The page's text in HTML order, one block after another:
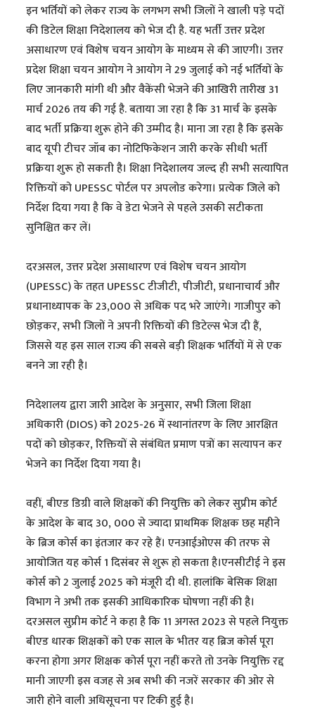
इन भर्तियों को लेकर राज्य के लगभग सभी जिलों ने खाली पड़े पदों
की डिटेल शिक्षा निदेशालय को भेज दी है. यह भर्ती उत्तर प्रदेश
असाधारण एवं विशेष चयन आयोग के माध्यम से की जाएगी। उत्तर
प्रदेश शिक्षा चयन आयोग ने आयोग ने 29 जुलाई को नई भर्तियों के
लिए जानकारी मांगी थी और वैकेंसी भेजने की आखिरी तारीख 31
मार्च 2026 तय की गई है. बताया जा रहा है कि 31 मार्च के इसके
बाद भर्ती प्रक्रिया शुरू होने की उम्मीद है। माना जा रहा है कि इसके
बाद यूपी टीचर जॉब का नोटिफिकेशन जारी करके सीधी भर्ती
प्रक्रिया शुरू हो सकती है। शिक्षा निदेशालय जल्द ही सभी सत्यापित
रिक्तियों को UPESSC पोर्टल पर अपलोड करेगा। प्रत्येक जिले को
निर्देश दिया गया है कि वे डेटा भेजने से पहले उसकी सटीकता
सुनिश्चित कर लें।
दरअसल, उत्तर प्रदेश असाधारण एवं विशेष चयन आयोग
(UPESSC) के तहत UPESSC टीजीटी, पीजीटी, प्रधानाचार्य और
प्रधानाध्यापक के 23,000 से अधिक पद भरे जाएंगे। गाजीपुर को
छोड़कर, सभी जिलों ने अपनी रिक्तियों की डिटेल्स भेज दी हैं,
जिससे यह इस साल राज्य की सबसे बड़ी शिक्षक भर्तियों में से एक
बनने जा रही है।
निदेशालय द्वारा जारी आदेश के अनुसार, सभी जिला शिक्षा
अधिकारी (DIOS) को 2025-26 में स्थानांतरण के लिए आरक्षित
पदों को छोड़कर, रिक्तियों से संबंधित प्रमाण पत्रों का सत्यापन कर
भेजने का निर्देश दिया गया है।
वहीं, बीएड डिग्री वाले शिक्षकों की नियुक्ति को लेकर सुप्रीम कोर्ट
के आदेश के बाद 30, 000 से ज्यादा प्राथमिक शिक्षक छह महीने
के ब्रिज कोर्स का इंतजार कर रहे हैं। एनआईओएस की तरफ से
आयोजित यह कोर्स 1 दिसंबर से शुरू हो सकता है।एनसीटीई ने इस
कोर्स को 2 जुलाई 2025 को मंजूरी दी थी. हालांकि बेसिक शिक्षा
विभाग ने अभी तक इसकी आधिकारिक घोषणा नहीं की है।
दरअसल सुप्रीम कोर्ट ने कहा है कि 11 अगस्त 2023 से पहले नियुक्त
बीएड धारक शिक्षकों को एक साल के भीतर यह ब्रिज कोर्स पूरा
करना होगा अगर शिक्षक कोर्स पूरा नहीं करते तो उनके नियुक्ति रद्द
मानी जाएगी इस वजह से अब सभी की नजरें सरकार की ओर से
जारी होने वाली अधिसूचना पर टिकी हुई है।